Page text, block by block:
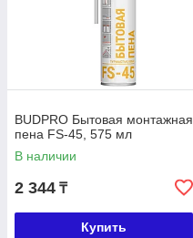
BUDPRO Бытовая монтажная
пена FS-45, 575 мл
В наличии
2 344 ₸
Купить